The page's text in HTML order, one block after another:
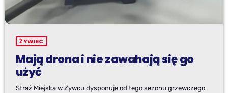
ŻYWIEC
Mają drona i nie zawahają się go
użyć
Straż Miejska w Żywcu dysponuje od tego sezonu grzewczego